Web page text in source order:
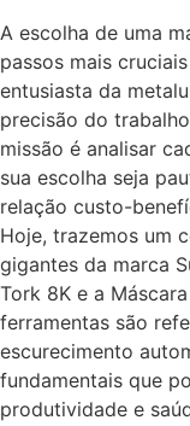
A escolha de uma
passos mais
entusiasta da
precisão do
missão é analisar
sua escolha seja
relação custo-
Hoje, trazemos um
gigantes da marca
Tork 8K e a
ferramentas são
escurecimento
fundamentais que
produtividade e